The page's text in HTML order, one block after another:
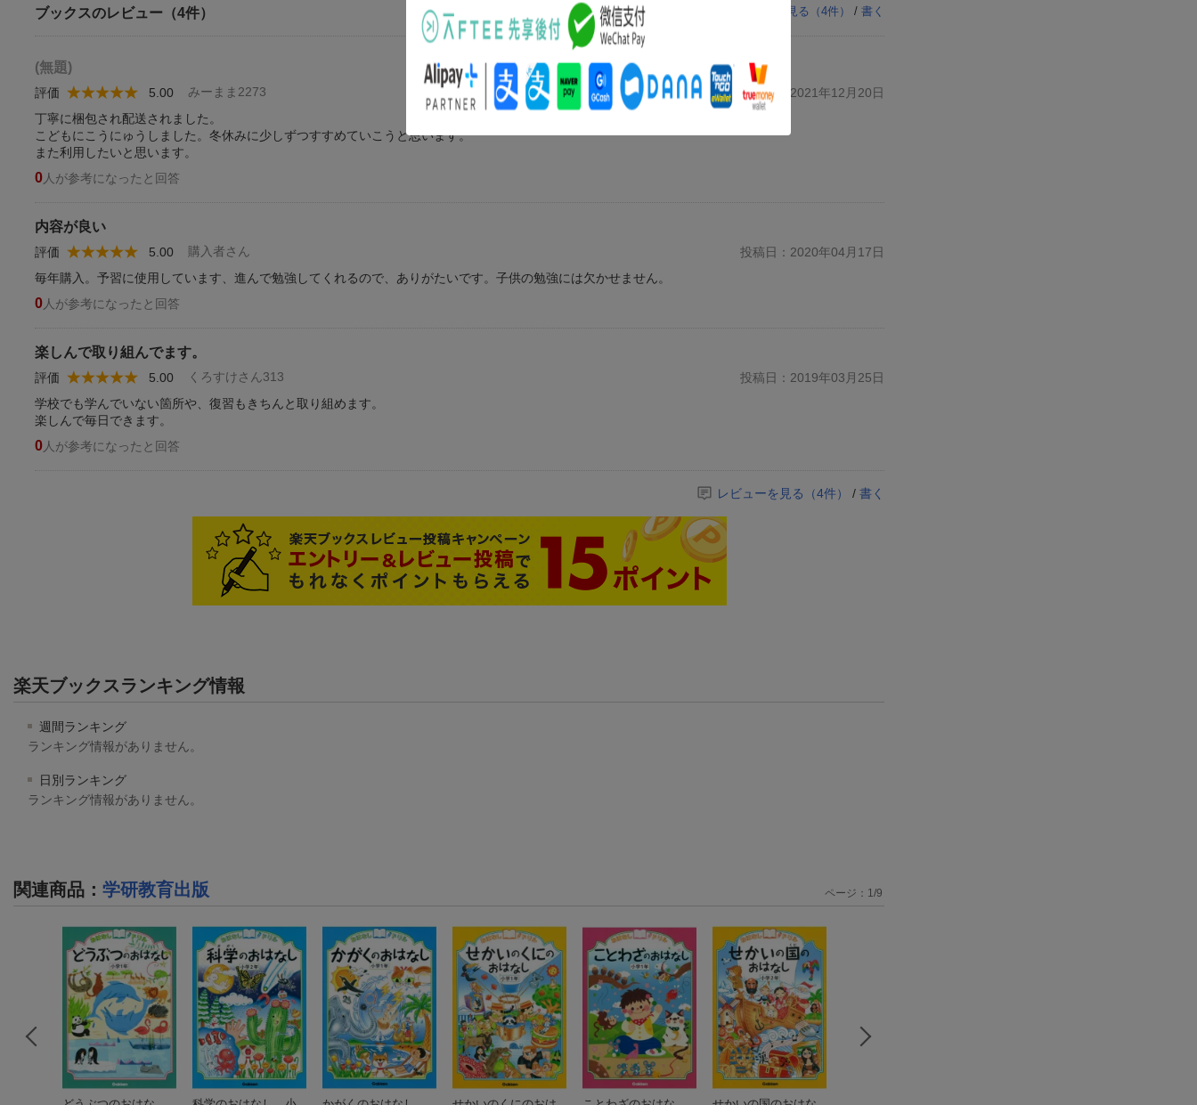
ブックスのレビュー（4件） レビューを見る（4件） / 書く
(無題)
みーまま2273
評価 5.00
投稿日：2021年12月20日
丁寧に梱包され配送されました。
こどもにこうにゅうしました。冬休みに少しずつすすめていこうと思います。
また利用したいと思います。
0 人が参考になったと回答
内容が良い
購入者さん
評価 5.00
投稿日：2020年04月17日
毎年購入。予習に使用しています、進んで勉強してくれるので、ありがたいです。子供の勉強には欠かせません。
0 人が参考になったと回答
楽しんで取り組んでます。
くろすけさん313
評価 5.00
投稿日：2019年03月25日
学校でも学んでいない箇所や、復習もきちんと取り組めます。
楽しんで毎日できます。
0 人が参考になったと回答
レビューを見る（4件） / 書く
楽天ブックスランキング情報
週間ランキング
ランキング情報がありません。
日別ランキング
ランキング情報がありません。
関連商品 ： 学研教育出版 ページ： 1 /9